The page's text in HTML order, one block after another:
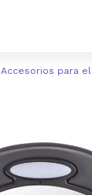
Accesorios para